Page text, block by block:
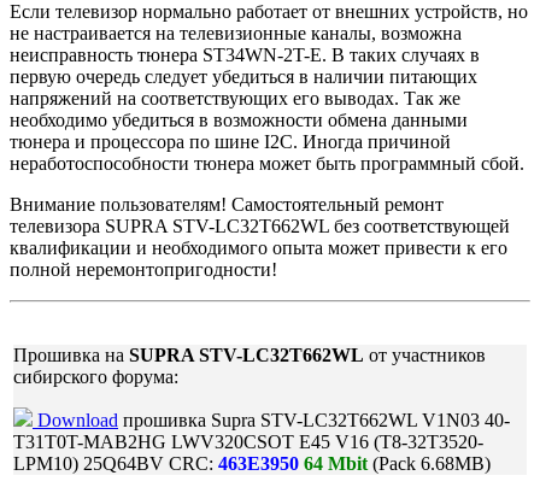
Если телевизор нормально работает от внешних устройств, но
не настраивается на телевизионные каналы, возможна
неисправность тюнера ST34WN-2T-E. В таких случаях в
первую очередь следует убедиться в наличии питающих
напряжений на соответствующих его выводах. Так же
необходимо убедиться в возможности обмена данными
тюнера и процессора по шине I2C. Иногда причиной
неработоспособности тюнера может быть программный сбой.
Внимание пользователям! Самостоятельный ремонт
телевизора SUPRA STV-LC32T662WL без соответствующей
квалификации и необходимого опыта может привести к его
полной неремонтопригодности!
Прошивка на SUPRA STV-LC32T662WL от участников
сибирского форума:
Download прошивка Supra STV-LC32T662WL V1N03 40-
T31T0T-MAB2HG LWV320CSOT E45 V16 (T8-32T3520-
LPM10) 25Q64BV CRC: 463E3950 64 Mbit (Pack 6.68MB)